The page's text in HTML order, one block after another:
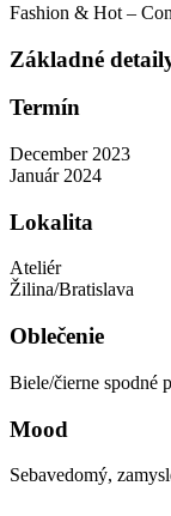
Fashion & Hot –
Základné
Termín
December 2023
Január 2024
Lokalita
Ateliér
Žilina/Bratislava
Oblečenie
Biele/čierne spodné
Mood
Sebavedomý,